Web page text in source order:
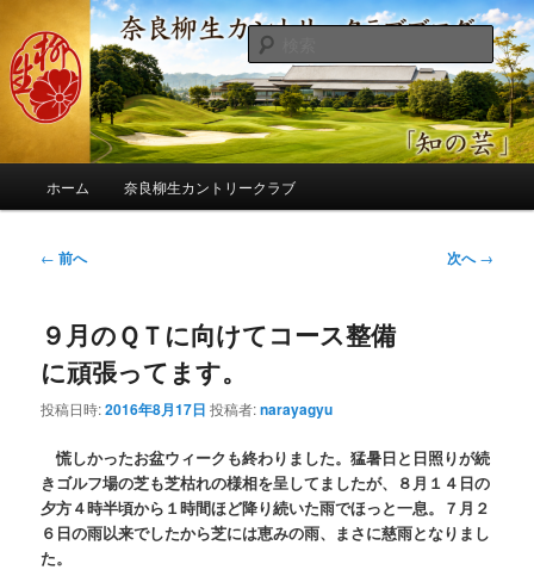
ン
コ
ン
へ
奈良柳生カントリークラブ総支配人
ブログ
季節の話題、クラブの出来事、コースの改修・更新作業、ゴルフに関する随
筆、喜怒哀楽などを気まぐれに発信します。
検
索
ホーム 奈良柳生カントリークラブ
投
ビ
ー
シ
ン
← 前へ 次へ→
９月のＱＴに向けてコース整備
に頑張ってます。
投稿日時:2016年8月17日 投稿者:narayagyu
慌しかったお盆ウィークも終わりました。猛暑日と日照りが続
きゴルフ場の芝も芝枯れの様相を呈してましたが、８月１４日の
夕方４時半頃から１時間ほど降り続いた雨でほっと一息。７月２
６日の雨以来でしたから芝には恵みの雨、まさに慈雨となりまし
た。